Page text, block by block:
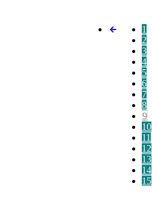
1
2
3
4
5
6
7
8
9
10
11
12
13
14
15